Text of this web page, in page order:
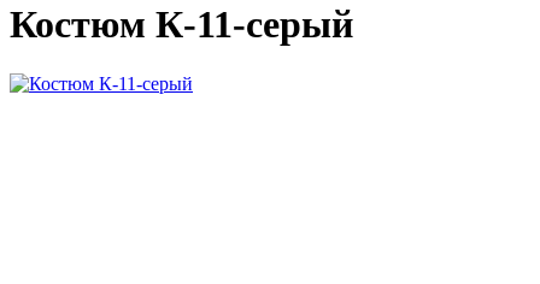
Костюм К-11-серый